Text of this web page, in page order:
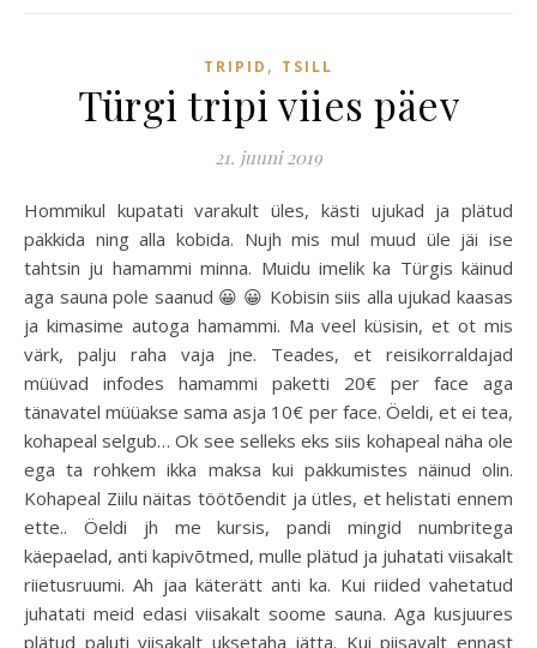
TRIPID , TSILL
Türgi tripi viies päev
21. juuni 2019
Hommikul kupatati varakult üles, kästi ujukad ja plätud
pakkida ning alla kobida. Nujh mis mul muud üle jäi ise
tahtsin ju hamammi minna. Muidu imelik ka Türgis käinud
aga sauna pole saanud 😀 😀 Kobisin siis alla ujukad kaasas
ja kimasime autoga hamammi. Ma veel küsisin, et ot mis
värk, palju raha vaja jne. Teades, et reisikorraldajad
müüvad infodes hamammi paketti 20€ per face aga
tänavatel müüakse sama asja 10€ per face. Öeldi, et ei tea,
kohapeal selgub… Ok see selleks eks siis kohapeal näha ole
ega ta rohkem ikka maksa kui pakkumistes näinud olin.
Kohapeal Ziilu näitas töötõendit ja ütles, et helistati ennem
ette.. Öeldi jh me kursis, pandi mingid numbritega
käepaelad, anti kapivõtmed, mulle plätud ja juhatati viisakalt
riietusruumi. Ah jaa käterätt anti ka. Kui riided vahetatud
juhatati meid edasi viisakalt soome sauna. Aga kusjuures
plätud paluti viisakalt uksetaha jätta. Kui piisavalt ennast